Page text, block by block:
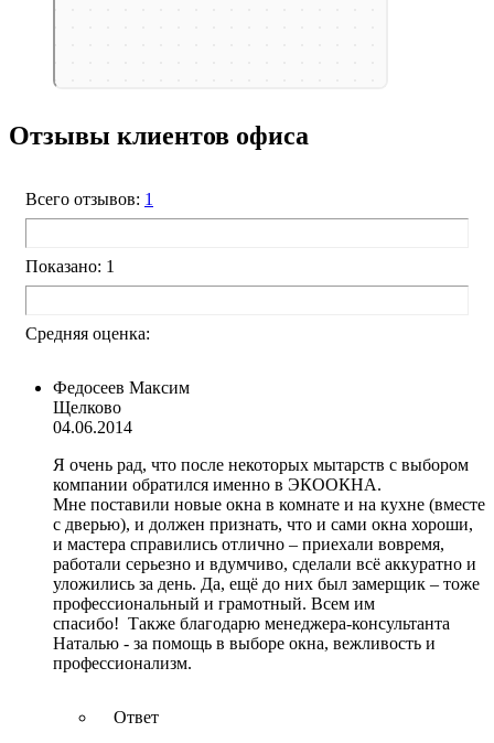
Отзывы клиентов офиса
Всего отзывов: 1
Показано: 1
Средняя оценка:
Федосеев Максим
Щелково
04.06.2014
Я очень рад, что после некоторых мытарств с выбором
компании обратился именно в ЭКООКНА.
Мне поставили новые окна в комнате и на кухне (вместе
с дверью), и должен признать, что и сами окна хороши,
и мастера справились отлично – приехали вовремя,
работали серьезно и вдумчиво, сделали всё аккуратно и
уложились за день. Да, ещё до них был замерщик – тоже
профессиональный и грамотный. Всем им
спасибо! Также благодарю менеджера-консультанта
Наталью - за помощь в выборе окна, вежливость и
профессионализм.
Ответ